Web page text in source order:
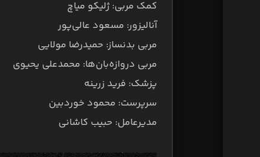
کمک مربی: ژلیکو میاچ
آنالیزور: مسعود عالی‌پور
مربی بدنساز: حمیدرضا مولایی
مربی دروازه‌بان‌ها: محمدعلی یحیوی
پزشک: فرید زرینه
سرپرست: محمود خوردبین
مدیرعامل: حبیب کاشانی